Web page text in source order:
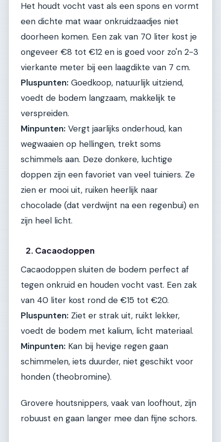
Het houdt vocht vast als een spons en vormt
een dichte mat waar onkruidzaadjes niet
doorheen komen. Een zak van 70 liter kost je
ongeveer €8 tot €12 en is goed voor zo'n 2-3
vierkante meter bij een laagdikte van 7 cm.
Pluspunten: Goedkoop, natuurlijk uitziend,
voedt de bodem langzaam, makkelijk te
verspreiden.
Minpunten: Vergt jaarlijks onderhoud, kan
wegwaaien op hellingen, trekt soms
schimmels aan. Deze donkere, luchtige
doppen zijn een favoriet van veel tuiniers. Ze
zien er mooi uit, ruiken heerlijk naar
chocolade (dat verdwijnt na een regenbui) en
zijn heel licht.
2. Cacaodoppen
Cacaodoppen sluiten de bodem perfect af
tegen onkruid en houden vocht vast. Een zak
van 40 liter kost rond de €15 tot €20.
Pluspunten: Ziet er strak uit, ruikt lekker,
voedt de bodem met kalium, licht materiaal.
Minpunten: Kan bij hevige regen gaan
schimmelen, iets duurder, niet geschikt voor
honden (theobromine).
Grovere houtsnippers, vaak van loofhout, zijn
robuust en gaan langer mee dan fijne schors.